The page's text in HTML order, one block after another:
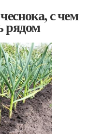
с чем
рядом